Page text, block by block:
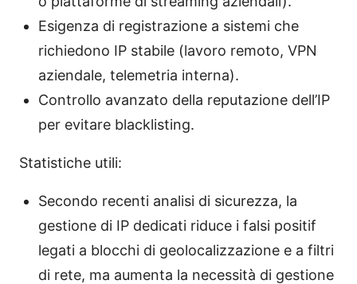
Esigenza di registrazione a sistemi che
richiedono IP stabile (lavoro remoto, VPN
aziendale, telemetria interna).
Controllo avanzato della reputazione dell’IP
per evitare blacklisting.
Statistiche utili:
Secondo recenti analisi di sicurezza, la
gestione di IP dedicati riduce i falsi positif
legati a blocchi di geolocalizzazione e a filtri
di rete, ma aumenta la necessità di gestione